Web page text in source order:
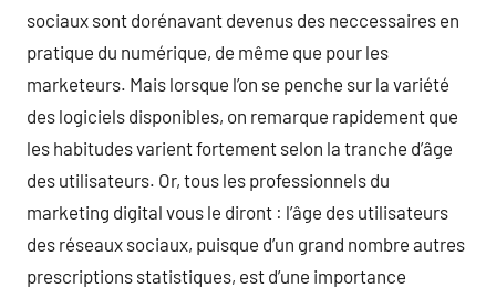
sociaux sont dorénavant devenus des neccessaires en
pratique du numérique, de même que pour les
marketeurs. Mais lorsque l’on se penche sur la variété
des logiciels disponibles, on remarque rapidement que
les habitudes varient fortement selon la tranche d’âge
des utilisateurs. Or, tous les professionnels du
marketing digital vous le diront : l’âge des utilisateurs
des réseaux sociaux, puisque d’un grand nombre autres
prescriptions statistiques, est d’une importance